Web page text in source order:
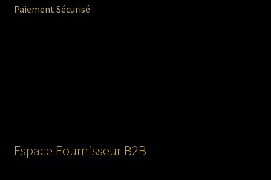
Paiement Sécurisé
Espace Fournisseur B2B